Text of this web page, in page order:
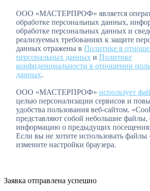
ООО «МАСТЕРПРОФ» является
обработке персональных данных,
обработке персональных данных и
реализуемых требованиях к защите
данных отражены в Политике в
персональных данных и Политике
конфиденциальности в отношении
данных.
ООО «МАСТЕРПРОФ» использует
целью персонализации сервисов и
удобства пользования веб-сайтом.
представляют собой небольшие
информацию о предыдущих
Если вы не хотите использовать файлы
измените настройки браузера.
Заявка отправлена успешно